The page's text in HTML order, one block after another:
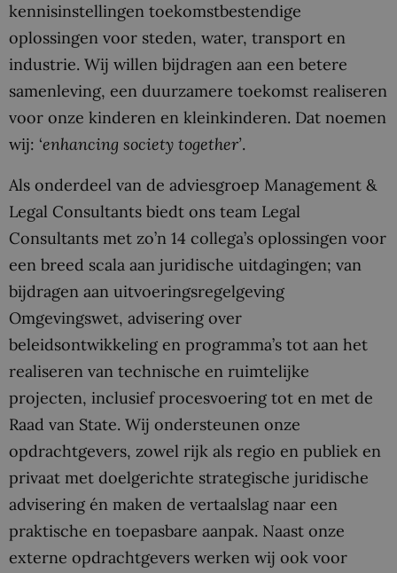
kennisinstellingen toekomstbestendige
oplossingen voor steden, water, transport en
industrie. Wij willen bijdragen aan een betere
samenleving, een duurzamere toekomst realiseren
voor onze kinderen en kleinkinderen. Dat noemen
wij: ‘enhancing society together’.
Als onderdeel van de adviesgroep Management &
Legal Consultants biedt ons team Legal
Consultants met zo’n 14 collega’s oplossingen voor
een breed scala aan juridische uitdagingen; van
bijdragen aan uitvoeringsregelgeving
Omgevingswet, advisering over
beleidsontwikkeling en programma’s tot aan het
realiseren van technische en ruimtelijke
projecten, inclusief procesvoering tot en met de
Raad van State. Wij ondersteunen onze
opdrachtgevers, zowel rijk als regio en publiek en
privaat met doelgerichte strategische juridische
advisering én maken de vertaalslag naar een
praktische en toepasbare aanpak. Naast onze
externe opdrachtgevers werken wij ook voor